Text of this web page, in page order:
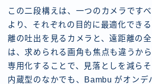
この二段構えは、一つのカメラです
より、それぞれの目的に最適化でき
離の吐出を見るカメラと、遠距離の
は、求められる画角も焦点も違うか
専用化することで、見落としを減ら
内蔵型のなかでも、Bambu がオンデ